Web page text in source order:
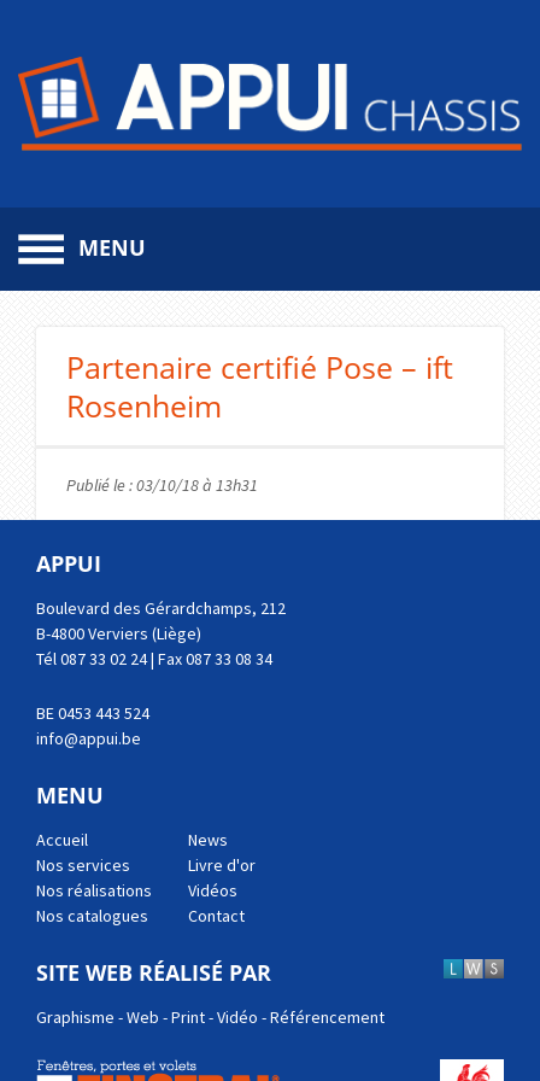
MENU
contenu
principalPartenaire certifié Pose – ift
Rosenheim
Publié le : 03/10/18 à 13h31
À lire aussi...
←Portes de garages sectionnelles pour
habitations
APPUI
Boulevard des Gérardchamps, 212
B-4800 Verviers (Liège)
Tél 087 33 02 24 | Fax 087 33 08 34
BE 0453 443 524
info@appui.be
MENU
Accueil
Nos services
Nos réalisations
Nos catalogues
News
Livre d'or
Vidéos
Contact
SITE WEB RÉALISÉ PAR
Graphisme - Web - Print - Vidéo - Référencement